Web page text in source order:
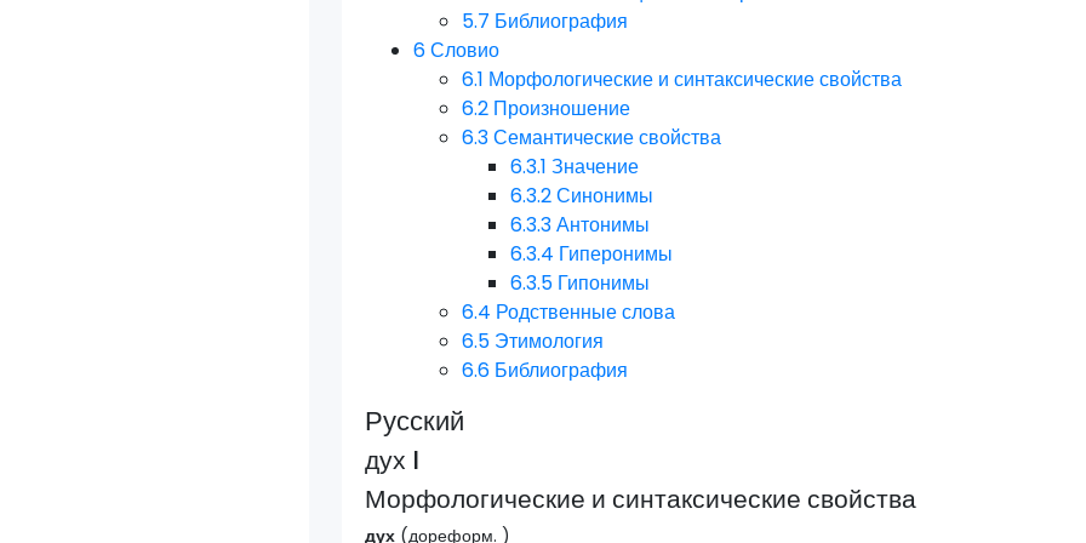
5.7 Библиография
6Словио
6.1 Морфологические и синтаксические свойства
6.2 Произношение
6.3Семантические свойства
6.3.1 Значение
6.3.2Синонимы
6.3.3Антонимы
6.3.4 Гиперонимы
6.3.5 Гипонимы
6.4 Родственные слова
6.5 Этимология
6.6 Библиография
Русский
дух I
Морфологические и синтаксические свойства
дух (дореформ. )